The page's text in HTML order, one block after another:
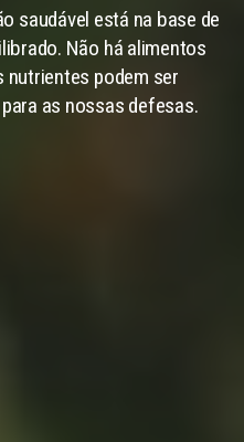
saudável está na base de
Não há alimentos
nutrientes podem ser
as nossas defesas.